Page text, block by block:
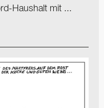
Haushalt mit ...